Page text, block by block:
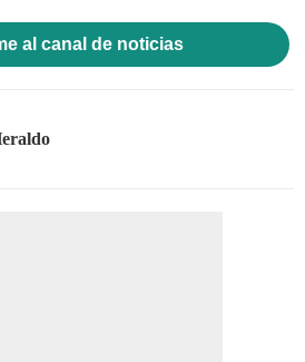
al canal de noticias